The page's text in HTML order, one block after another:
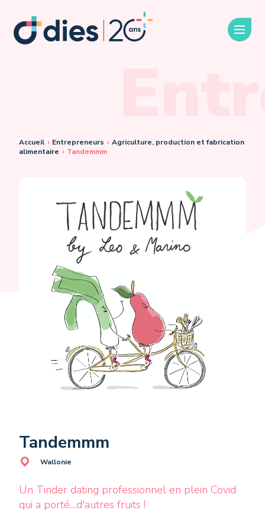
Accueil › Entrepreneurs › Agriculture, production et fabrication
alimentaire › Tandemmm
Tandemmm
Wallonie
Un Tinder dating professionnel en plein Covid
qui a porté…d'autres fruits !